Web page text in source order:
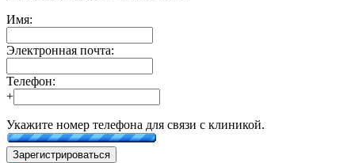
Имя:
Электронная почта:
Телефон:
+
Укажите номер телефона для связи с клиникой.
Зарегистрироваться